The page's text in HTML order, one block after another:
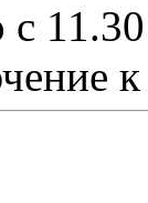
к